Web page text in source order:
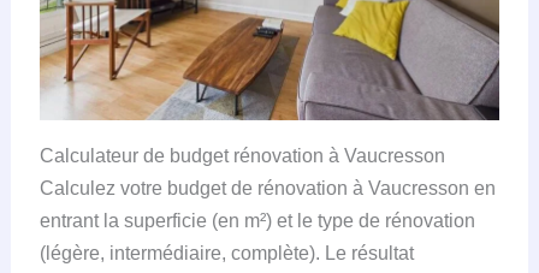
Calculateur de budget rénovation à Vaucresson
Calculez votre budget de rénovation à Vaucresson en
entrant la superficie (en m²) et le type de rénovation
(légère, intermédiaire, complète). Le résultat